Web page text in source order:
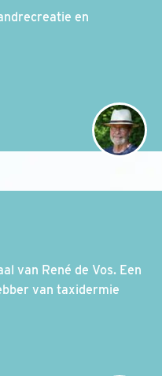
en
van René de Vos. Een
van taxidermie